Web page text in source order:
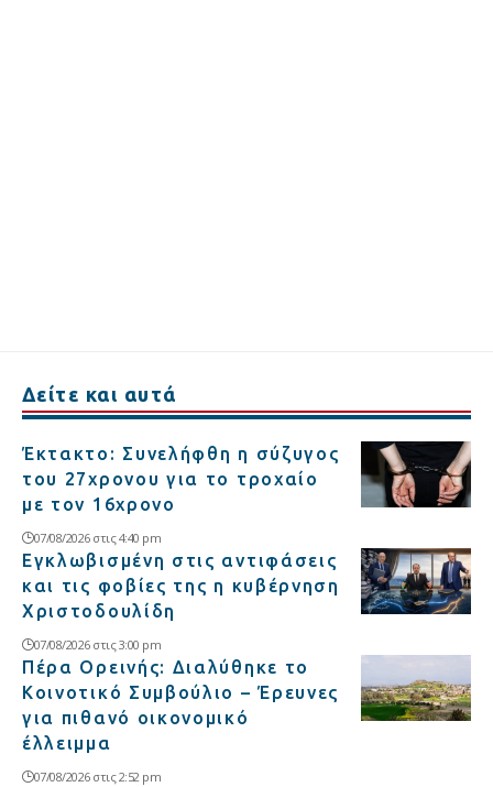
Δείτε και αυτά
Έκτακτο: Συνελήφθη η σύζυγος
του 27χρονου για το τροχαίο
με τον 16χρονο
07/08/2026 στις 4:40 pm
Εγκλωβισμένη στις αντιφάσεις
και τις φοβίες της η κυβέρνηση
Χριστοδουλίδη
07/08/2026 στις 3:00 pm
Πέρα Ορεινής: Διαλύθηκε το
Κοινοτικό Συμβούλιο – Έρευνες
για πιθανό οικονομικό
έλλειμμα
07/08/2026 στις 2:52 pm